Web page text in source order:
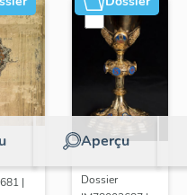
|
Aperçu
Dossier